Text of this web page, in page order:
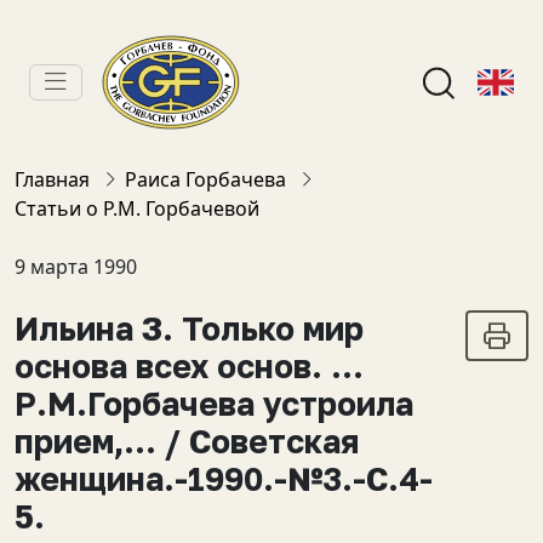
Главная
Раиса Горбачева
Статьи о Р.М. Горбачевой
9 марта 1990
Ильина З. Только мир
основа всех основ. …
Р.М.Горбачева устроила
прием,… / Советская
женщина.-1990.-№3.-С.4-
5.